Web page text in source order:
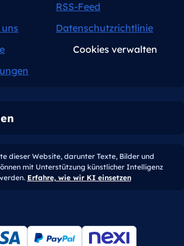
RSS-Feed
Datenschutzrichtlinie
Cookies verwalten
dieser Website, darunter Texte, Bilder und
mit Unterstützung künstlicher Intelligenz
Erfahre, wie wir KI einsetzen